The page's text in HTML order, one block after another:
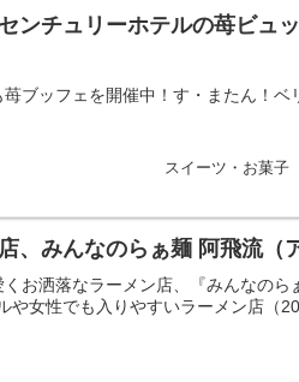
ンチュリーホテルの苺ビュ
ブッフェを開催中！す・またん！
スイーツ・お菓子
、みんなのらぁ麺 阿飛流（
お洒落なラーメン店、『みんなのら
女性でも入りやすいラーメン店（